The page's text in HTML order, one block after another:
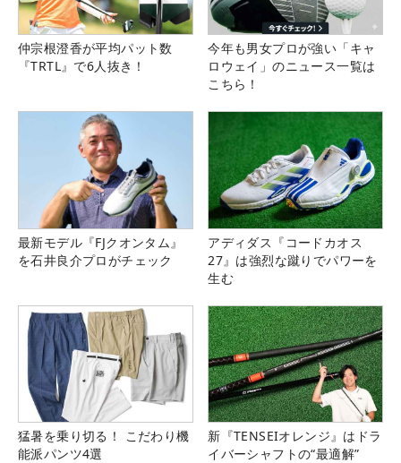
仲宗根澄香が平均パット数
『TRTL』で6人抜き！
今年も男女プロが強い「キャ
ロウェイ」のニュース一覧は
こちら！
最新モデル『FJクオンタム』
を石井良介プロがチェック
アディダス『コードカオス
27』は強烈な蹴りでパワーを
生む
猛暑を乗り切る！ こだわり機
能派パンツ4選
新『TENSEIオレンジ』はドラ
イバーシャフトの“最適解”